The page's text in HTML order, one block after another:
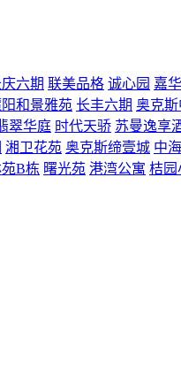
六期 联美品格 诚心园 嘉
和景雅苑 长丰六期 奥克
翠华庭 时代天骄 苏曼逸享
湘卫花苑 奥克斯缔壹城 中
B栋 曙光苑 港湾公寓 桔园